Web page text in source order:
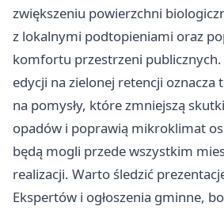
zwiększeniu powierzchni
z lokalnymi podtopieniami oraz
komfortu przestrzeni
edycji na zielonej retencji oznacza
na pomysły, które zmniejszą
opadów i poprawią mikroklimat
będą mogli przede wszystkim
realizacji. Warto śledzić
Ekspertów i ogłoszenia gminne,